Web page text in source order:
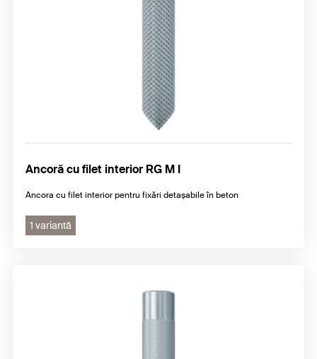
Ancoră cu filet interior RG M I
Ancora cu filet interior pentru fixări detașabile în beton
1 variantă